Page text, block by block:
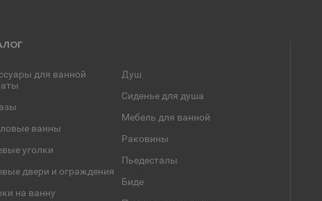
для ванной
ванны
уголки
двери и ограждения
на ванну
Душ
Сиденье для душа
Мебель для ванной
Раковины
Пьедесталы
Биде